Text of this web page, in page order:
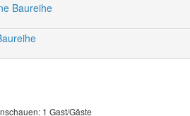
Baureihe
1 Gast/Gäste